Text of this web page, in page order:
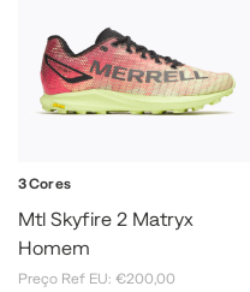
3 Cores
Mtl Skyfire 2 Matryx
Homem
Preço Ref EU: €200,00